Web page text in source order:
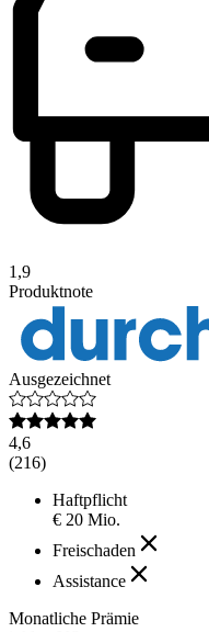
1,9
Produktnote
Ausgezeichnet
4,6
(216)
Haftpflicht
€ 20 Mio.
Freischaden
Assistance
Monatliche Prämie